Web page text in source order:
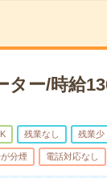
ー/時給
残業なし 残業少
分煙 電話対応なし